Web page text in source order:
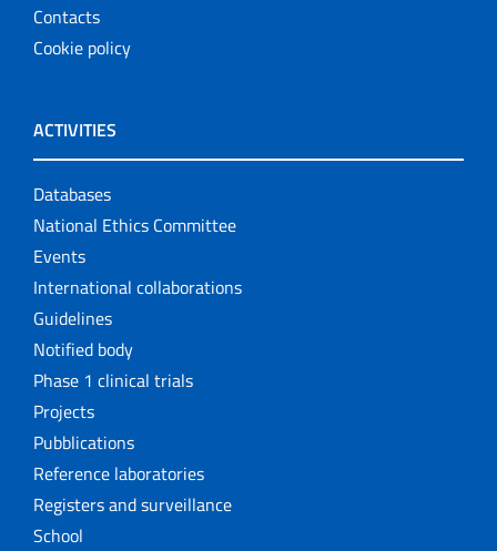
Contacts
Cookie policy
ACTIVITIES
Databases
National Ethics Committee
Events
International collaborations
Guidelines
Notified body
Phase 1 clinical trials
Projects
Pubblications
Reference laboratories
Registers and surveillance
School